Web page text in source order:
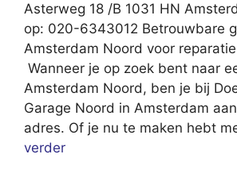
Asterweg 18 /B 1031 HN
op: 020-6343012 Betrouwbare
Amsterdam Noord voor
Wanneer je op zoek bent naar
Amsterdam Noord, ben je bij
Garage Noord in Amsterdam
adres. Of je nu te maken hebt
verder